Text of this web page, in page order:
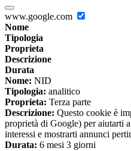
www.google.com
Nome
Tipologia
Proprieta
Descrizione
Durata
Nome: NID
Tipologia: analitico
Proprieta: Terza parte
Descrizione: Questo cookie è
proprietà di Google) per aiutarti
interessi e mostrarti annunci
Durata: 6 mesi 3 giorni